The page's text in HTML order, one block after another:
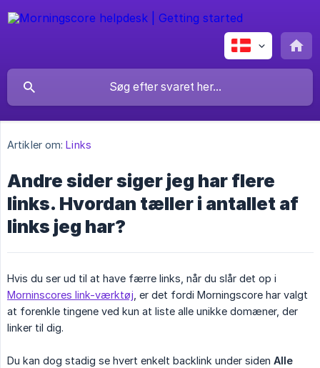
Artikler om: Links
Andre sider siger jeg har flere
links. Hvordan tæller i antallet af
links jeg har?
Hvis du ser ud til at have færre links, når du slår det op i
Morninscores link-værktøj , er det fordi Morningscore har valgt
at forenkle tingene ved kun at liste alle unikke domæner, der
linker til dig.
Du kan dog stadig se hvert enkelt backlink under siden Alle